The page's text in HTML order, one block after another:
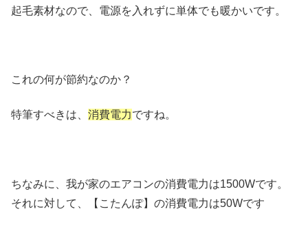
起毛素材なので、電源を入れずに単体でも暖かいです。
これの何が節約なのか？
特筆すべきは、 消費電力ですね。
ちなみに、我が家のエアコンの消費電力は1500Wです。
それに対して、【こたんぽ】の消費電力は50Wです